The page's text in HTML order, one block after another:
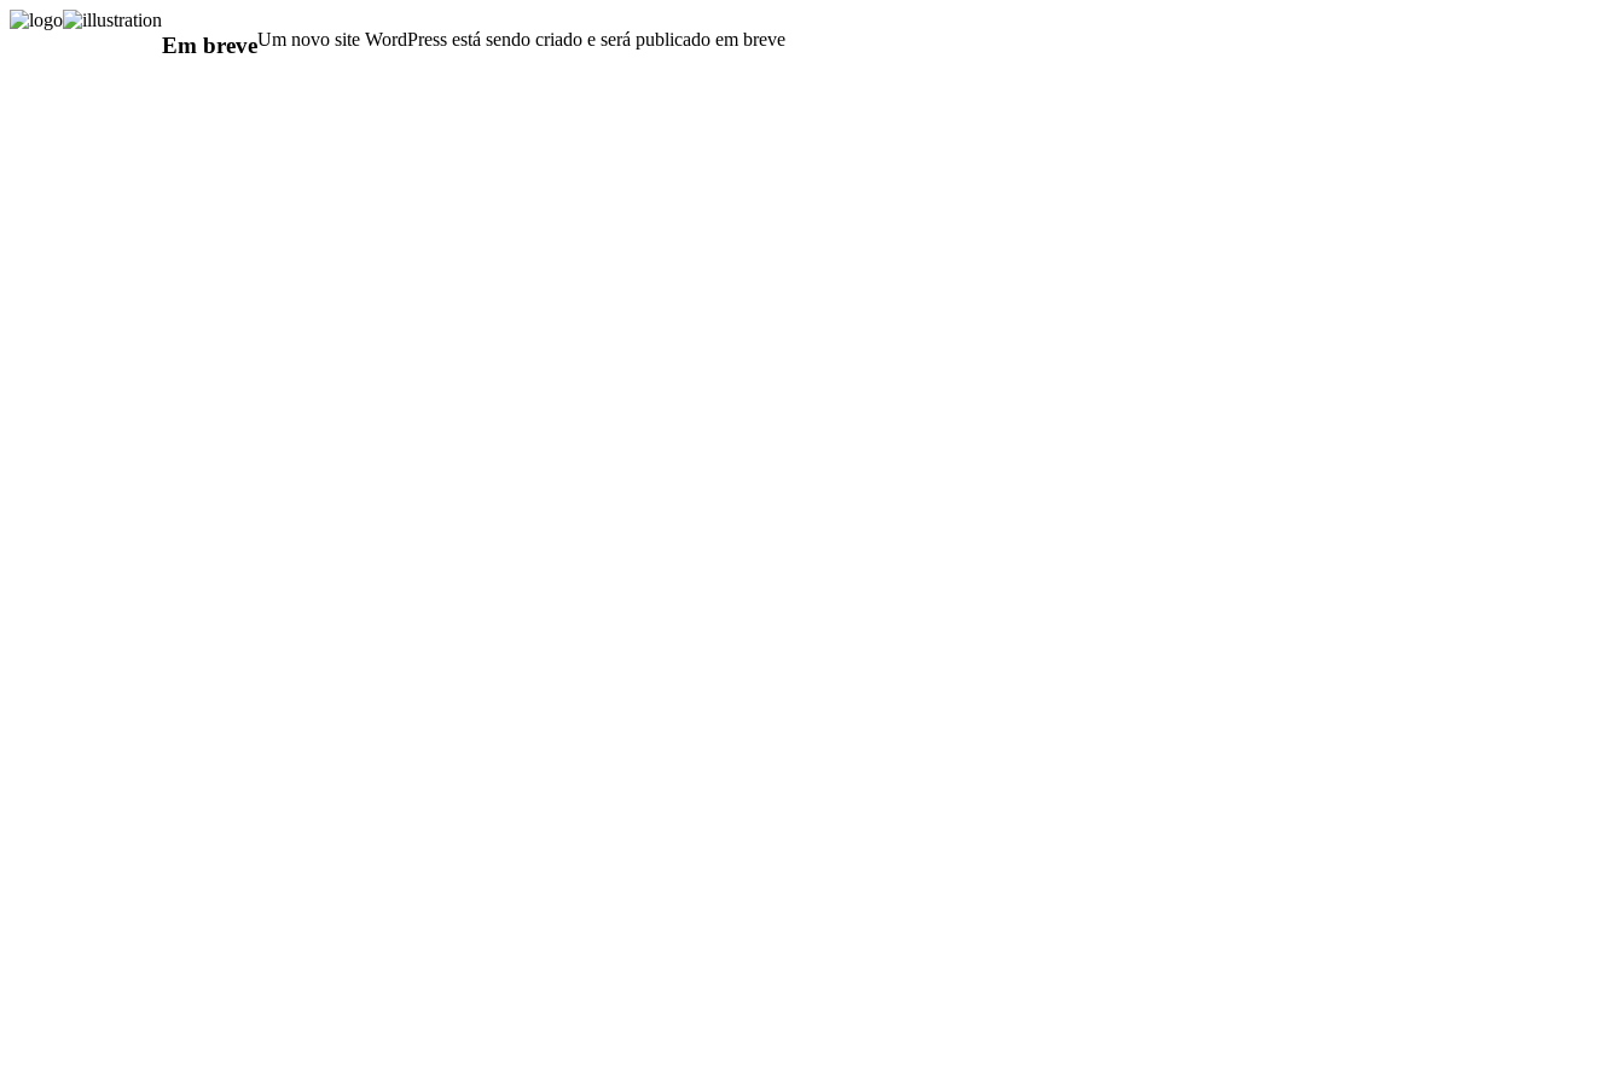
Em breveUm novo site WordPress está sendo criado e será publicado em breve